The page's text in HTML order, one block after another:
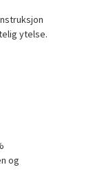
ytelse.
og